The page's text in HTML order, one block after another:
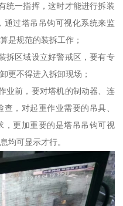
统一指挥，这时才能进行拆装
通过塔吊吊钩可视化系统来监
是规范的装拆工作；
拆区域设立好警戒区，要有专
更不得进入拆卸现场；
业前，要对塔机的制动器、连
，对起重作业需要的吊具、
，更加重要的是塔吊吊钩可视
均可显示才行。